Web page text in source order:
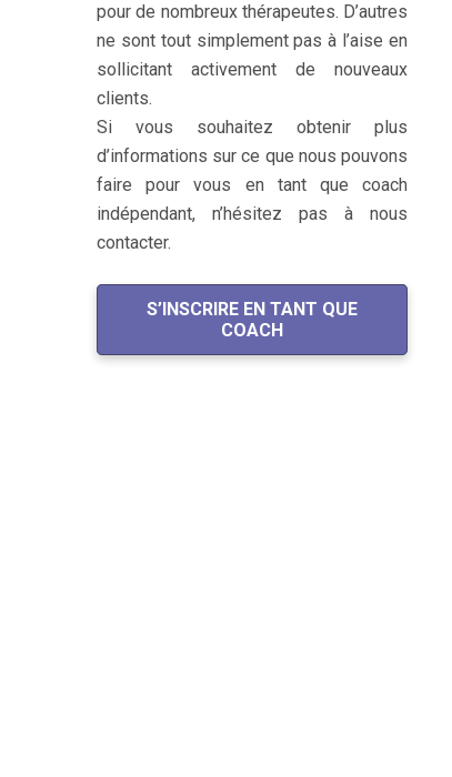
pour de nombreux thérapeutes. D’autres
ne sont tout simplement pas à l’aise en
sollicitant activement de nouveaux
clients.
Si vous souhaitez obtenir plus
d’informations sur ce que nous pouvons
faire pour vous en tant que coach
indépendant, n’hésitez pas à nous
contacter.
S’INSCRIRE EN TANT QUE
COACH